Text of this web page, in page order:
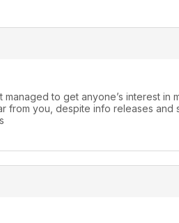
to get anyone’s interest in
you, despite info releases and